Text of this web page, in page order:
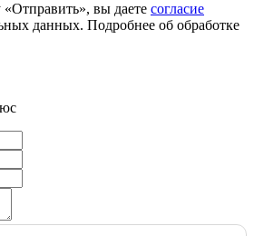
вы даете согласие
данных. Подробнее об обработке